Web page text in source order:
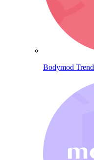
Bodymod Trend